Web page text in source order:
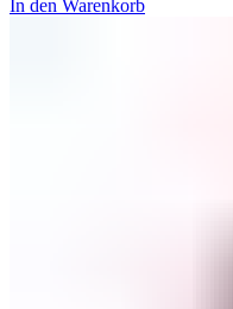
In den Warenkorb